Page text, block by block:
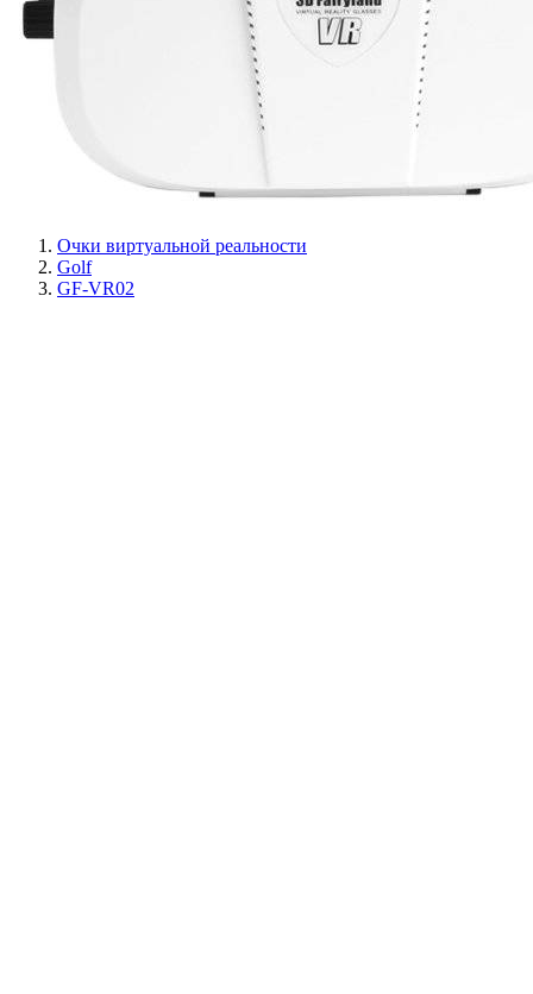
Очки виртуальной реальности
Golf
GF-VR02